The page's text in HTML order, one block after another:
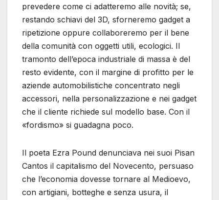
prevedere come ci adatteremo alle novità; se,
restando schiavi del 3D, sforneremo gadget a
ripetizione oppure collaboreremo per il bene
della comunità con oggetti utili, ecologici. Il
tramonto dell’epoca industriale di massa è del
resto evidente, con il margine di profitto per le
aziende automobilistiche concentrato negli
accessori, nella personalizzazione e nei gadget
che il cliente richiede sul modello base. Con il
«fordismo» si guadagna poco.
Il poeta Ezra Pound denunciava nei suoi Pisan
Cantos il capitalismo del Novecento, persuaso
che l’economia dovesse tornare al Medioevo,
con artigiani, botteghe e senza usura, il